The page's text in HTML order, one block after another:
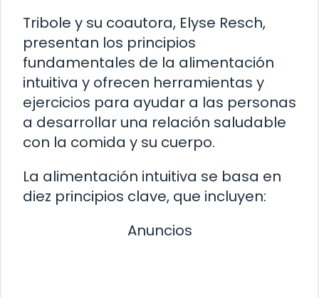
Tribole y su coautora, Elyse Resch,
presentan los principios
fundamentales de la alimentación
intuitiva y ofrecen herramientas y
ejercicios para ayudar a las personas
a desarrollar una relación saludable
con la comida y su cuerpo.
La alimentación intuitiva se basa en
diez principios clave, que incluyen:
Anuncios